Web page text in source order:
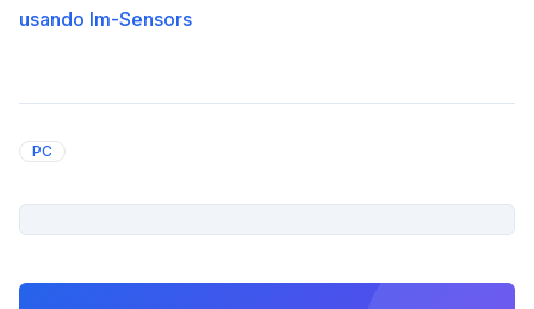
usando lm-Sensors
PC